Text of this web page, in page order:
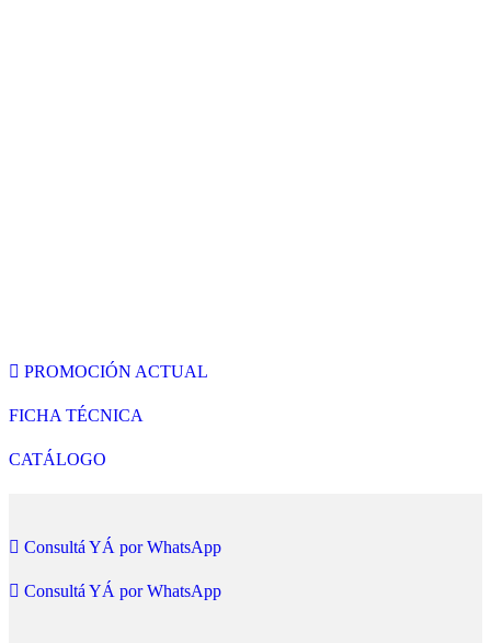
PROMOCIÓN ACTUAL
FICHA TÉCNICA
CATÁLOGO
Consultá YÁ por WhatsApp
Consultá YÁ por WhatsApp